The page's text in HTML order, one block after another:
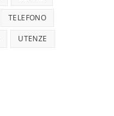
TELEFONO
UTENZE